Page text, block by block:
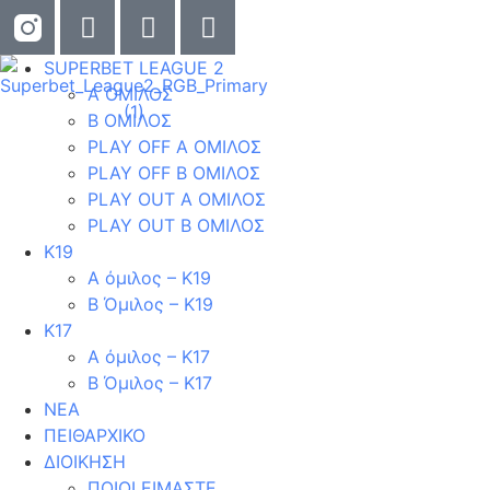
SUPERBET LEAGUE 2
Α ΟΜΙΛΟΣ
B ΟΜΙΛΟΣ
PLAY OFF Α ΟΜΙΛΟΣ
PLAY OFF B ΟΜΙΛΟΣ
PLAY OUT Α ΟΜΙΛΟΣ
PLAY OUT B ΟΜΙΛΟΣ
Κ19
Α όμιλος – Κ19
Β Όμιλος – Κ19
Κ17
Α όμιλος – Κ17
Β Όμιλος – Κ17
ΝΕΑ
ΠΕΙΘΑΡΧΙΚΟ
ΔΙΟΙΚΗΣΗ